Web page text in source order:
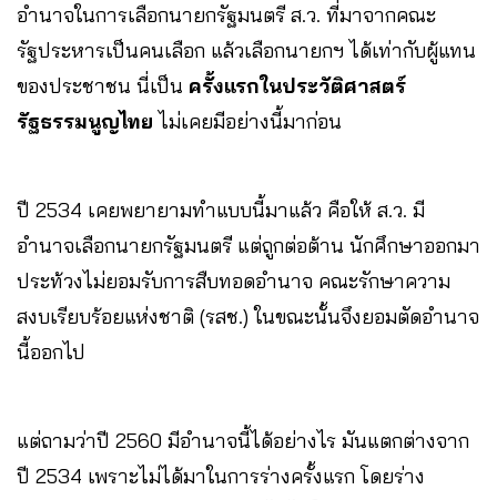
อำนาจในการเลือกนายกรัฐมนตรี ส.ว. ที่มาจากคณะ
รัฐประหารเป็นคนเลือก แล้วเลือกนายกฯ ได้เท่ากับผู้แทน
ของประชาชน นี่เป็น ครั้งแรกในประวัติศาสตร์
รัฐธรรมนูญไทย ไม่เคยมีอย่างนี้มาก่อน
ปี 2534 เคยพยายามทำแบบนี้มาแล้ว คือให้ ส.ว. มี
อำนาจเลือกนายกรัฐมนตรี แต่ถูกต่อต้าน นักศึกษาออกมา
ประท้วงไม่ยอมรับการสืบทอดอำนาจ คณะรักษาความ
สงบเรียบร้อยแห่งชาติ (รสช.) ในขณะนั้นจึงยอมตัดอำนาจ
นี้ออกไป
แต่ถามว่าปี 2560 มีอำนาจนี้ได้อย่างไร มันแตกต่างจาก
ปี 2534 เพราะไม่ได้มาในการร่างครั้งแรก โดยร่าง